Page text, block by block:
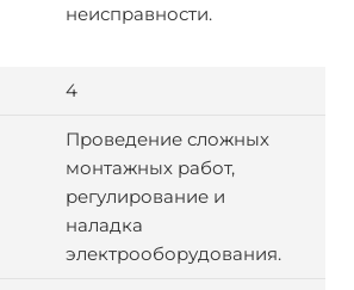
неисправности.
4
Проведение сложных
монтажных работ,
регулирование и
наладка
электрооборудования.